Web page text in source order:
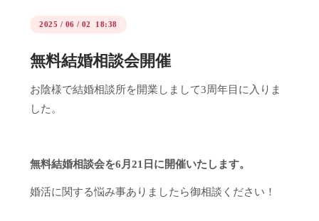
2025 / 06 / 02 18:38
無料結婚相談会開催
お陰様で結婚相談所を開業しまして3周年目に入りま
した。
無料結婚相談会を6月21日に開催いたします。
婚活に関する悩み事ありましたら御相談ください！